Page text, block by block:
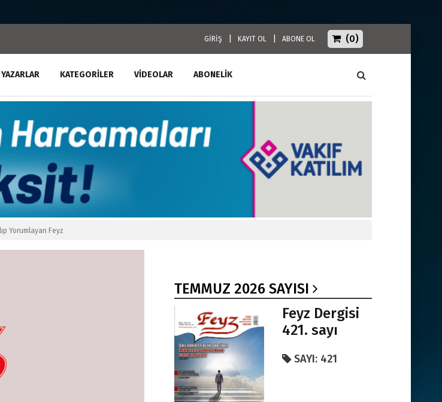
GİRİŞ KAYIT OL ABONE OL (0)
YAZARLAR KATEGORILER VIDEOLAR ABONELİK
Yorumlayan Feyz
TEMMUZ 2026 SAYISI
Feyz Dergisi
421. sayı
SAYI: 421